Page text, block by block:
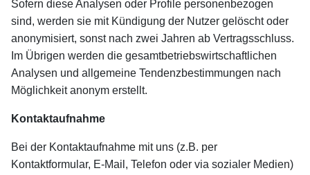
Sofern diese Analysen oder Profile personenbezogen
sind, werden sie mit Kündigung der Nutzer gelöscht oder
anonymisiert, sonst nach zwei Jahren ab Vertragsschluss.
Im Übrigen werden die gesamtbetriebswirtschaftlichen
Analysen und allgemeine Tendenzbestimmungen nach
Möglichkeit anonym erstellt.
Kontaktaufnahme
Bei der Kontaktaufnahme mit uns (z.B. per
Kontaktformular, E-Mail, Telefon oder via sozialer Medien)